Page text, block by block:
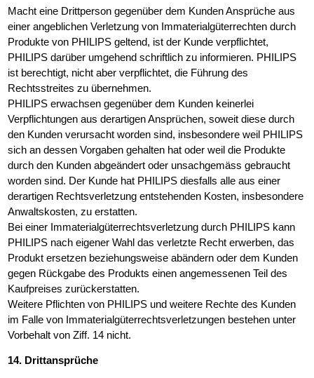
Macht eine Drittperson gegenüber dem Kunden Ansprüche aus
einer angeblichen Verletzung von Immaterialgüterrechten durch
Produkte von PHILIPS geltend, ist der Kunde verpflichtet,
PHILIPS darüber umgehend schriftlich zu informieren. PHILIPS
ist berechtigt, nicht aber verpflichtet, die Führung des
Rechtsstreites zu übernehmen.
PHILIPS erwachsen gegenüber dem Kunden keinerlei
Verpflichtungen aus derartigen Ansprüchen, soweit diese durch
den Kunden verursacht worden sind, insbesondere weil PHILIPS
sich an dessen Vorgaben gehalten hat oder weil die Produkte
durch den Kunden abgeändert oder unsachgemäss gebraucht
worden sind. Der Kunde hat PHILIPS diesfalls alle aus einer
derartigen Rechtsverletzung entstehenden Kosten, insbesondere
Anwaltskosten, zu erstatten.
Bei einer Immaterialgüterrechtsverletzung durch PHILIPS kann
PHILIPS nach eigener Wahl das verletzte Recht erwerben, das
Produkt ersetzen beziehungsweise abändern oder dem Kunden
gegen Rückgabe des Produkts einen angemessenen Teil des
Kaufpreises zurückerstatten.
Weitere Pflichten von PHILIPS und weitere Rechte des Kunden
im Falle von Immaterialgüterrechtsverletzungen bestehen unter
Vorbehalt von Ziff. 14 nicht.
14. Drittansprüche